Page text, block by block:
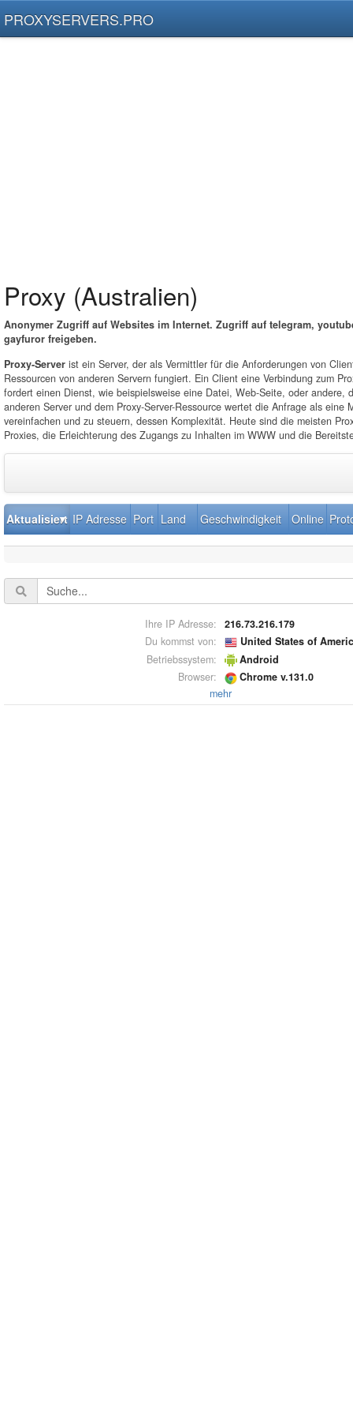
PROXYSERVERS.PRO
Proxy (Australien)
Anonymer Zugriff auf Websites im Internet. Zugriff auf telegram,
gayfuror freigeben.
Proxy-Server ist ein Server, der als Vermittler für die Anforderungen von
Ressourcen von anderen Servern fungiert. Ein Client eine Verbindung zum
fordert einen Dienst, wie beispielsweise eine Datei, Web-Seite, oder andere,
anderen Server und dem Proxy-Server-Ressource wertet die Anfrage als eine
vereinfachen und zu steuern, dessen Komplexität. Heute sind die meisten
Proxies, die Erleichterung des Zugangs zu Inhalten im WWW und die
Aktualisiert IP Adresse Port Land Geschwindigkeit Online
Ihre IP Adresse:
216.73.216.179
Du kommst von:
United States of
Betriebssystem:
Android
Browser:
Chrome v.131.0
mehr